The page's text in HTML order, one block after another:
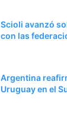
Scioli avanzó
con las
Argentina
Uruguay en el